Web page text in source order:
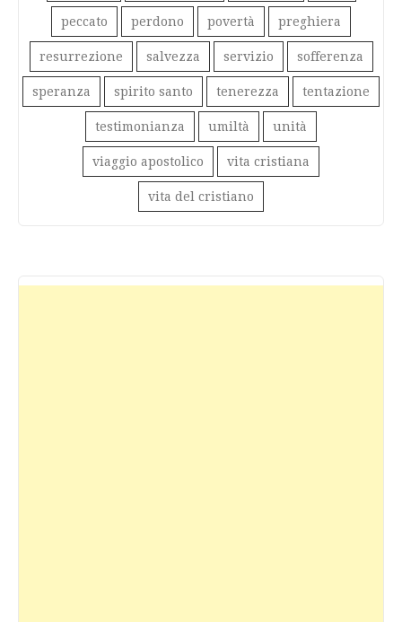
peccato perdono povertà preghiera
resurrezione salvezza servizio sofferenza
speranza spirito santo tenerezza tentazione
testimonianza umiltà unità
viaggio apostolico vita cristiana
vita del cristiano